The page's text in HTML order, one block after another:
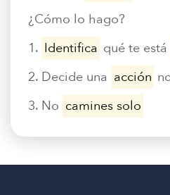
¿Cómo lo hago?
1. Identifica qué te está
2. Decide una acción
3. No camines solo